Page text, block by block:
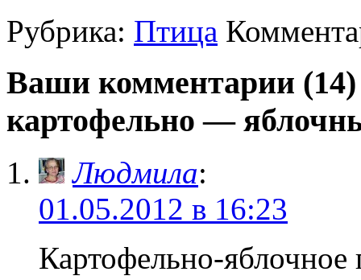
Рубрика: Птица
Ваши комментарии (14)
картофельно —
Людмила:
01.05.2012 в 16:23
Картофельно-